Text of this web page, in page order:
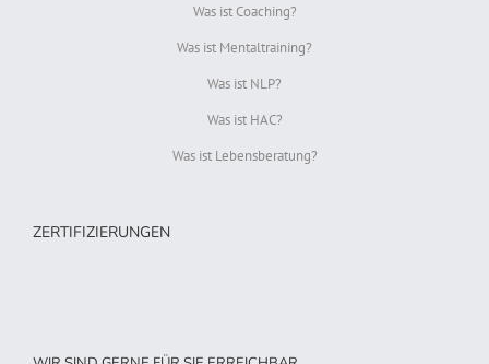
Was ist Coaching?
Was ist Mentaltraining?
Was ist NLP?
Was ist HAC?
Was ist Lebensberatung?
ZERTIFIZIERUNGEN